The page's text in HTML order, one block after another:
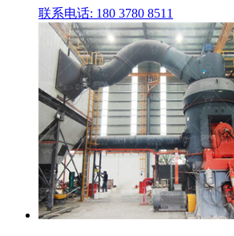
联系电话: 180 3780 8511